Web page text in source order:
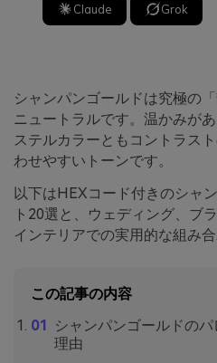
Claude Grok
シャンパンゴールドは究極の
ニュートラルです。温かみが
ステルカラーともコントラス
わせやすいトーンです。
以下はHEXコード付きのシャ
ト20選と、ウェディング、ブ
インテリアでの実用的な組み
この記事の内容
シャンパンゴールドの
理由